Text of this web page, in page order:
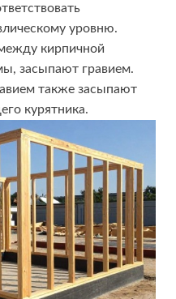
уровню.
кирпичной
засыпают гравием.
также засыпают
курятника.